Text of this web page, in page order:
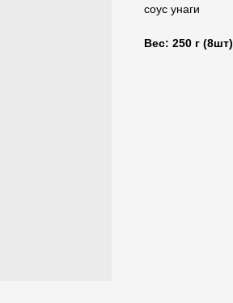
соус унаги
Вес: 250 г (8шт)